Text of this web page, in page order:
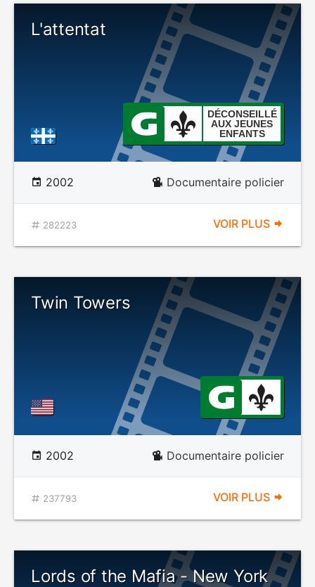
L'attentat
DÉCONSEILLÉ
AUX JEUNES
ENFANTS
2002 Documentaire policier
282223 VOIR PLUS
Twin Towers
2002 Documentaire policier
237793 VOIR PLUS
Lords of the Mafia - New York